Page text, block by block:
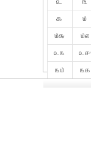
௯
௰
௰௬
௰௭
௨௩
௨௪
௩௰
௩௧